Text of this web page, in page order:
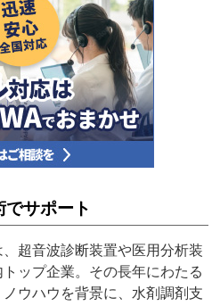
サポート
超音波診断装置や医用分析装
ップ企業。その長年にわたる
ウハウを背景に、水剤調剤支